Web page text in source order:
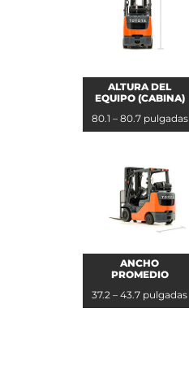
ALTURA DEL
EQUIPO (CABINA)
80.1 – 80.7 pulgadas
ANCHO
PROMEDIO
37.2 – 43.7 pulgadas